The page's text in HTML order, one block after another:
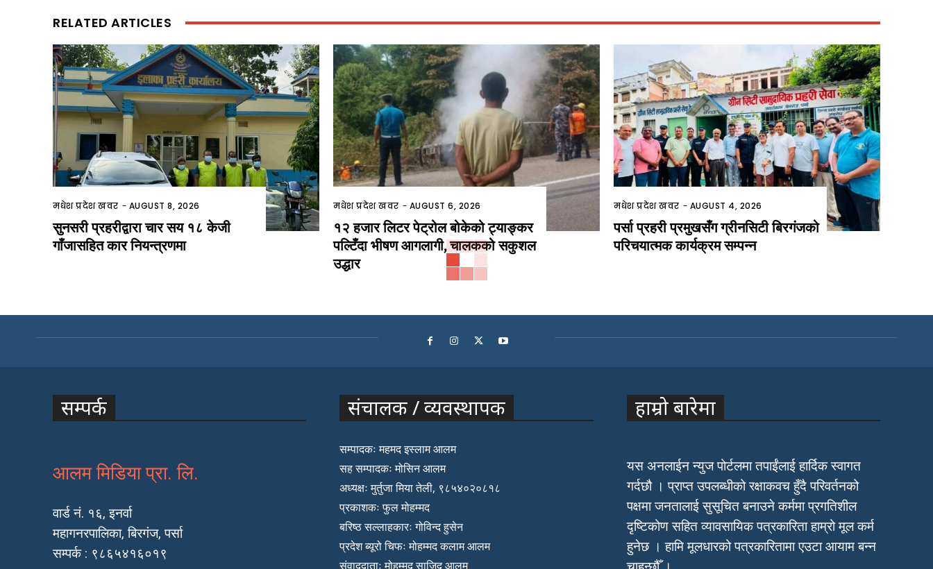
RELATED ARTICLES
मधेश प्रदेश खवर - AUGUST 8, 2026
सुनसरी प्रहरीद्वारा चार सय १८ केजी
गाँजासहित कार नियन्त्रणमा
मधेश प्रदेश खवर - AUGUST 6, 2026
१२ हजार लिटर पेट्रोल बोकेको ट्याङ्कर
पल्टिँदा भीषण आगलागी, चालकको सकुशल
उद्धार
मधेश प्रदेश खवर - AUGUST 4, 2026
पर्सा प्रहरी प्रमुखसँग ग्रीनसिटी बिरगंजको
परिचयात्मक कार्यक्रम सम्पन्न
सम्पर्क
आलम मिडिया प्रा. लि.
वार्ड नं. १६, इनर्वा
महागनरपालिका, बिरगंज, पर्सा
सम्पर्क : ९८६५४१६०१९
संचालक / व्यवस्थापक
सम्पादकः महमद इस्लाम आलम
सह सम्पादकः मोसिन आलम
अध्यक्षः मुर्तुजा मिया तेली, ९८५४०२०८१८
प्रकाशकः फुल मोहम्मद
बरिष्ठ सल्लाहकारः गोविन्द हुसेन
प्रदेश ब्यूरो चिफः मोहम्मद कलाम आलम
संवाददाताः मोहम्मद साजिद आलम
हाम्रो बारेमा
यस अनलाईन न्युज पोर्टलमा तपाईंलाई हार्दिक स्वागत
गर्दछौ । प्राप्त उपलब्धीको रक्षाकवच हुँदै परिवर्तनको
पक्षमा जनतालाई सुसूचित बनाउने कर्ममा प्रगतिशील
दृष्टिकोण सहित व्यावसायिक पत्रकारिता हाम्रो मूल कर्म
हुनेछ । हामि मूलधारको पत्रकारितामा एउटा आयाम बन्न